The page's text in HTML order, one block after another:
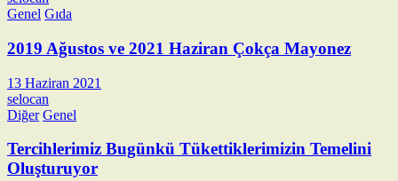
Genel Gıda
2019 Ağustos ve 2021 Haziran Çokça Mayonez
13 Haziran 2021
selocan
Diğer Genel
Tercihlerimiz Bugünkü Tükettiklerimizin Temelini
Oluşturuyor